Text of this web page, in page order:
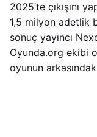
2025’te çıkışını
1,5 milyon adetlik
sonuç yayıncı
Oyunda.org ekibi
oyunun